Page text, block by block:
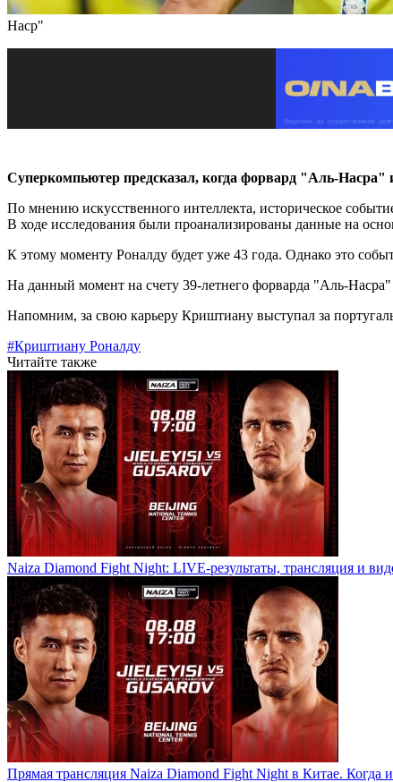
Наср"
Суперкомпьютер предсказал, когда форвард "Аль-Насра"
По мнению искусственного интеллекта, историческое
В ходе исследования были проанализированы данные на
К этому моменту Роналду будет уже 43 года. Однако это
На данный момент на счету 39-летнего форварда "Аль-
Напомним, за свою карьеру Криштиану выступал за
#Криштиану Роналду
Читайте также
Naiza Diamond Fight Night: LIVE-результаты, трансляция и
Прямая трансляция Naiza Diamond Fight Night в Китае. Когда